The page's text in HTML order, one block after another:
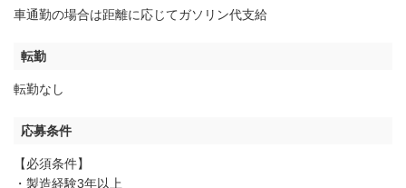
車通勤の場合は距離に応じてガソリン代支給
転勤
転勤なし
応募条件
【必須条件】
・製造経験3年以上